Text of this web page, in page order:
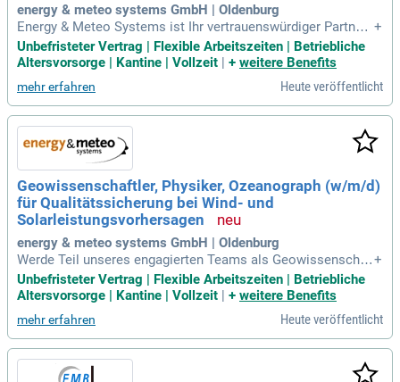
energy & meteo systems GmbH | Oldenburg
Energy & Meteo Systems ist Ihr vertrauenswürdiger Partner
für die effiziente Integration erneuerbarer Energien in Strom
netze. Gemeinsam mit emsys VPP und emsys grid services
bieten wir innovative Softwarelösungen und Full-Service-Die
nstleistungen für Stromhändler und Netzbetreiber weltweit.
Unser Leistungsspektrum umfasst präzise Wind- und Solarp
rognosen sowie virtuelle Kraftwerke zur effektiven Steuerun
g dezentraler Energieanlagen. Wir setzen auf nachhaltige Te
chnologien und hinterlassen einen grünen Fußabdruck. Vers
tärken Sie unser Team in Oldenburg als Geowissenschaftle
r:in, Physiker:in oder Ozeanograph:in. Tragen Sie aktiv zur E
nergiewende bei und gestalten Sie die Zukunft mit uns!
+
Unbefristeter Vertrag | Flexible Arbeitszeiten | Betriebliche
Altersvorsorge | Kantine | Vollzeit | + weitere Benefits
mehr erfahren Heute veröffentlicht
Geowissenschaftler, Physiker, Ozeanograph (w/m/d)
für Qualitätssicherung bei Wind- und
Solarleistungsvorhersagen
energy & meteo systems GmbH | Oldenburg
Werde Teil unseres engagierten Teams als Geowissenschaf
tler:in, Physiker:in oder Ozeanograph:in! Bei energy & meteo
systems gestalten wir gemeinsam an der Energiewende und
integrieren erneuerbare Energien in das Stromnetz. Mit inno
vativen Softwarelösungen und umfassenden Dienstleistung
en unterstützen wir Stromhändler und Netzbetreiber weltwei
t. Unsere Expertise umfasst Wind- und Solarleistungsprogn
osen sowie die Entwicklung virtueller Kraftwerke. Wir setze
+
Unbefristeter Vertrag | Flexible Arbeitszeiten | Betriebliche
Altersvorsorge | Kantine | Vollzeit | + weitere Benefits
mehr erfahren Heute veröffentlicht